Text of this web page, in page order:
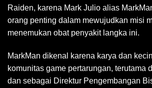
Raiden, karena Mark Julio alias
orang penting dalam mewujudkan misi
menemukan obat penyakit langka ini.
MarkMan dikenal karena karya dan
komunitas game pertarungan, terutama
dan sebagai Direktur Pengembangan